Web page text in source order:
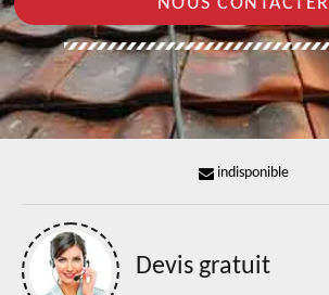
indisponible
Devis gratuit